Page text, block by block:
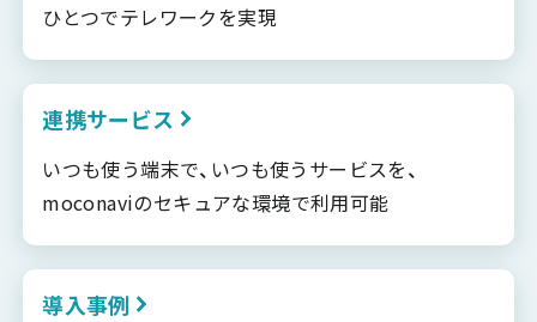
ひとつでテレワークを実現
連携サービス
いつも使う端末で、いつも使うサービスを、
moconaviのセキュアな環境で利用可能
導入事例